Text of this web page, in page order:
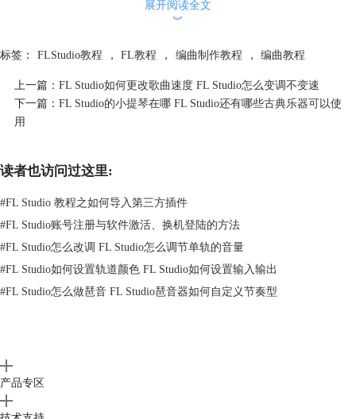
展开阅读全文
︾
标签： FLStudio教程 ， FL教程 ， 编曲制作教程 ， 编曲教程
上一篇： FL Studio如何更改歌曲速度 FL Studio怎么变调不变速
下一篇： FL Studio的小提琴在哪 FL Studio还有哪些古典乐器可以使
用
读者也访问过这里:
#FL Studio 教程之如何导入第三方插件
#FL Studio账号注册与软件激活、换机登陆的方法
#FL Studio怎么改调 FL Studio怎么调节单轨的音量
#FL Studio如何设置轨道颜色 FL Studio如何设置输入输出
#FL Studio怎么做琶音 FL Studio琶音器如何自定义节奏型
产品专区